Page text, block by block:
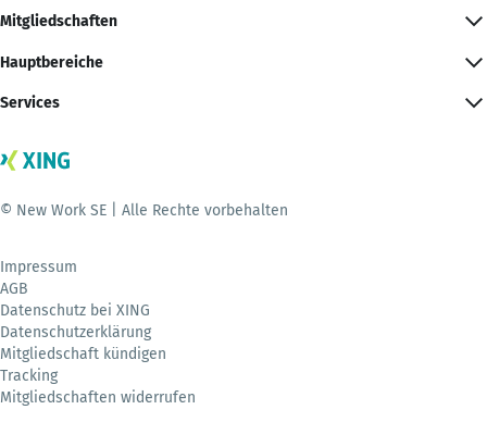
Mitgliedschaften
Hauptbereiche
Services
© New Work SE | Alle Rechte vorbehalten
Impressum
AGB
Datenschutz bei XING
Datenschutzerklärung
Mitgliedschaft kündigen
Tracking
Mitgliedschaften widerrufen